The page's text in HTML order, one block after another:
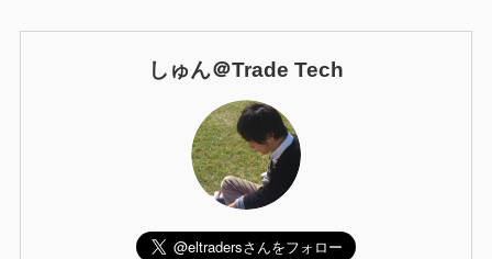
しゅん＠Trade Tech